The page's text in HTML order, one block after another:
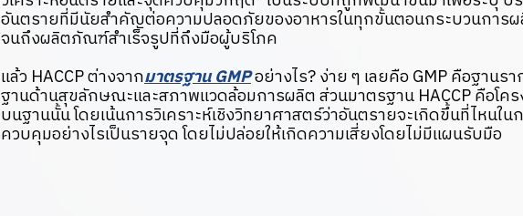
อันตรายที่มีนัยสำคัญต่อความปลอดภัยของอาหารในทุกขั้นตอนกระบวนการ
จนถึงผลิตภัณฑ์สำเร็จรูปที่ถึงมือผู้บริโภค
แล้ว HACCP ต่างจากมาตรฐาน GMPอย่างไร? ง่าย ๆ เลยคือ GMP คือฐานร
ฐานด้านสุขลักษณะและสภาพแวดล้อมการผลิต ส่วนมาตรฐาน HACCP คือโค
บนฐานนั้น โดยเน้นการวิเคราะห์เชิงวิทยาศาสตร์ว่าอันตรายจะเกิดขึ้นที่ไหนใ
ควบคุมอย่างไรเป็นรายจุด โดยไม่ปล่อยให้เกิดความเสี่ยงโดยไม่มีแผนรับมือ